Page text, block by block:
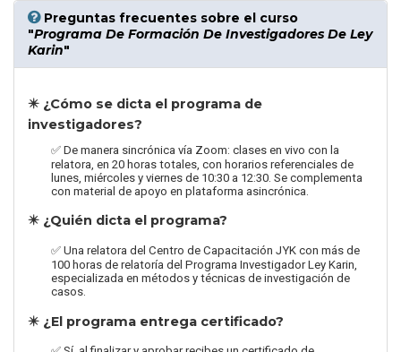
Preguntas frecuentes sobre el curso
"Programa De Formación De Investigadores De Ley
Karin"
✴️ ¿Cómo se dicta el programa de
investigadores?
✅ De manera sincrónica vía Zoom: clases en vivo con la
relatora, en 20 horas totales, con horarios referenciales de
lunes, miércoles y viernes de 10:30 a 12:30. Se complementa
con material de apoyo en plataforma asincrónica.
✴️ ¿Quién dicta el programa?
✅ Una relatora del Centro de Capacitación JYK con más de
100 horas de relatoría del Programa Investigador Ley Karin,
especializada en métodos y técnicas de investigación de
casos.
✴️ ¿El programa entrega certificado?